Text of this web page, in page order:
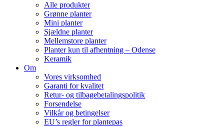
Alle produkter
Grønne planter
Mini planter
Sjældne planter
Mellemstore planter
Planter kun til afhentning – Odense
Keramik
Om
Vores virksomhed
Garanti for kvalitet
Retur- og tilbagebetalingspolitik
Forsendelse
Vilkår og betingelser
EU’s regler for plantepas